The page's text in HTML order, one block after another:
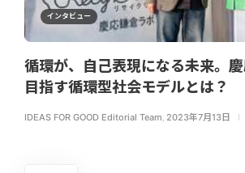
インタビュー
循環が、自己表現になる未来。
目指す循環型社会モデルとは？
IDEAS FOR GOOD Editorial Team 2023年7月13日